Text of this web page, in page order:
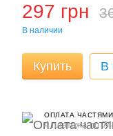
297 грн
В наличии
Купить В
ОПЛАТА ЧАСТЯМИ
4 платежа по